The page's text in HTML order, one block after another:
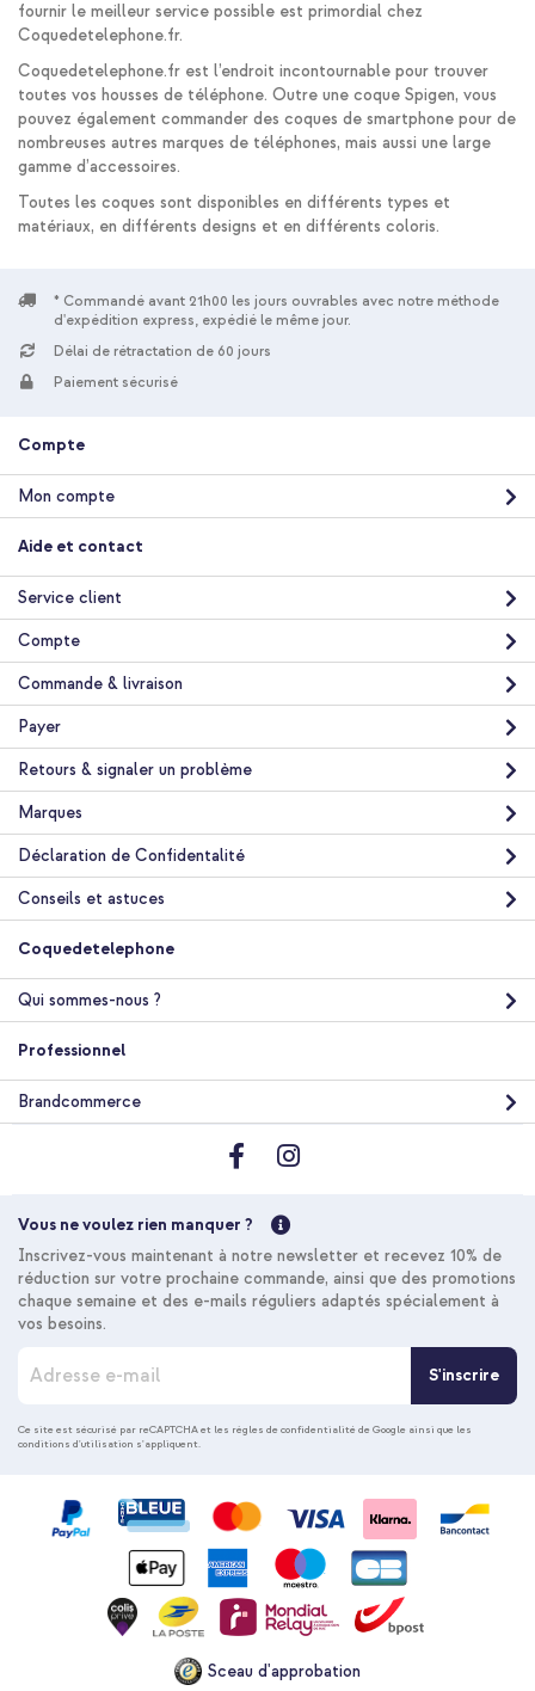
fournir le meilleur service possible est primordial chez
Coquedetelephone.fr.
Coquedetelephone.fr est l’endroit incontournable pour trouver
toutes vos housses de téléphone. Outre une coque Spigen, vous
pouvez également commander des coques de smartphone pour de
nombreuses autres marques de téléphones, mais aussi une large
gamme d’accessoires.
Toutes les coques sont disponibles en différents types et
matériaux, en différents designs et en différents coloris.
* Commandé avant 21h00 les jours ouvrables avec notre méthode
d'expédition express, expédié le même jour.
Délai de rétractation de 60 jours
Paiement sécurisé
Compte
Mon compte
Aide et contact
Service client
Compte
Commande & livraison
Payer
Retours & signaler un problème
Marques
Déclaration de Confidentalité
Conseils et astuces
Coquedetelephone
Qui sommes-nous ?
Professionnel
Brandcommerce
Vous ne voulez rien manquer ?
Inscrivez-vous maintenant à notre newsletter et recevez 10% de
réduction sur votre prochaine commande, ainsi que des promotions
chaque semaine et des e-mails réguliers adaptés spécialement à
vos besoins.
c
r
S'inscrire
Ce site est sécurisé par reCAPTCHA et les règles de confidentialité de Google ainsi que les
conditions d'utilisation s'appliquent.
Sceau d'approbation